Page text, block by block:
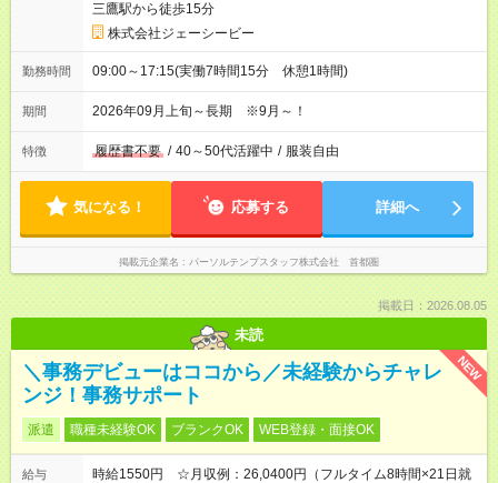
三鷹駅から徒歩15分
株式会社ジェーシービー
勤務時間 09:00～17:15(実働7時間15分 休憩1時間)
期間 2026年09月上旬～長期 ※9月～！
特徴 履歴書不要 / 40～50代活躍中 / 服装自由
気になる！ 応募する 詳細へ
掲載元企業名 パーソルテンプスタッフ株式会社 首都圏
掲載日：2026.08.05
未読
NEW
＼事務デビューはココから／未経験からチャレ
ンジ！事務サポート
派遣 職種未経験OK ブランクOK WEB登録・面接OK
給与
時給1550円 ☆月収例：26,0400円（フルタイム8時間×21日就